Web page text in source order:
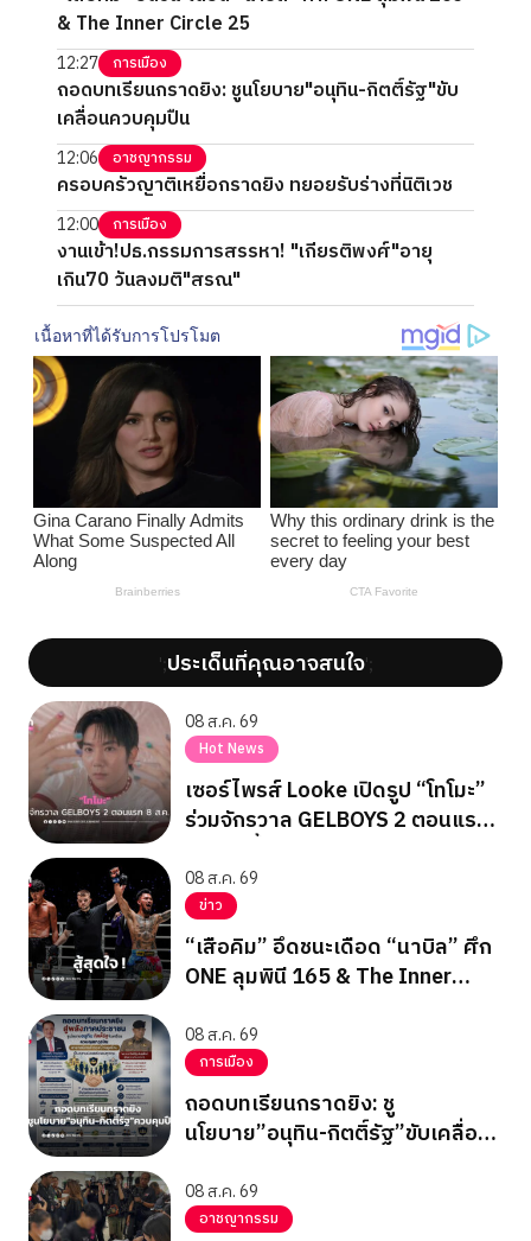
& The Inner Circle 25
12:27 การเมือง
ถอดบทเรียนกราดยิง: ชูนโยบาย"อนุทิน-กิตติ์รัฐ"ขับ
เคลื่อนควบคุมปืน
12:06 อาชญากรรม
ครอบครัวญาติเหยื่อกราดยิง ทยอยรับร่างที่นิติเวช
12:00 การเมือง
งานเข้า!ปธ.กรรมการสรรหา! "เกียรติพงศ์"อายุ
เกิน70 วันลงมติ"สรณ"
';ประเด็นที่คุณอาจสนใจ';
08 ส.ค. 69
Hot News
เซอร์ไพรส์ Looke เปิดรูป “โทโมะ”
ร่วมจักรวาล GELBOYS 2 ตอนแรก
08 ส.ค. 69
ข่าว
“เสือคิม” อึดชนะเดือด “นาบิล” ศึก
ONE ลุมพินี 165 & The Inner
08 ส.ค. 69
การเมือง
ถอดบทเรียนกราดยิง: ชู
นโยบาย”อนุทิน-กิตติ์รัฐ”ขับเคลื่อน
08 ส.ค. 69
อาชญากรรม